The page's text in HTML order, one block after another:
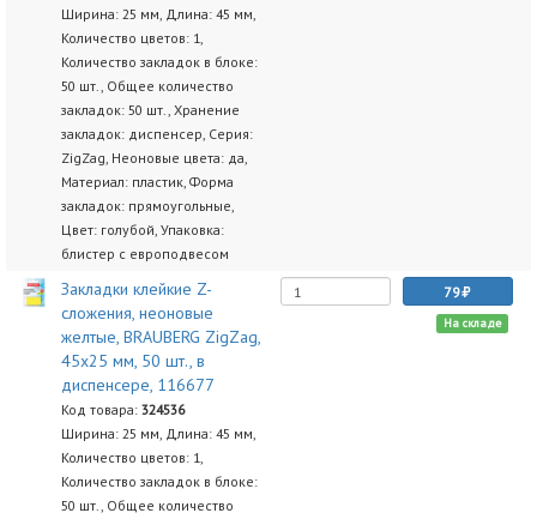
Ширина: 25 мм, Длина: 45 мм,
Количество цветов: 1,
Количество закладок в блоке:
50 шт., Общее количество
закладок: 50 шт., Хранение
закладок: диспенсер, Серия:
ZigZag, Неоновые цвета: да,
Материал: пластик, Форма
закладок: прямоугольные,
Цвет: голубой, Упаковка:
блистер с европодвесом
Закладки клейкие Z-
сложения, неоновые
желтые, BRAUBERG ZigZag,
45х25 мм, 50 шт., в
диспенсере, 116677
Код товара: 324536
Ширина: 25 мм, Длина: 45 мм,
Количество цветов: 1,
Количество закладок в блоке:
50 шт., Общее количество
79
На складе